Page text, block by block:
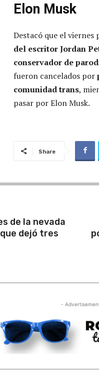
Elon Musk
Destacó que el viernes
del escritor Jordan
conservador de
fueron cancelados por
comunidad trans,
pasar por Elon Musk.
Share
de la nevada
dejó tres
-